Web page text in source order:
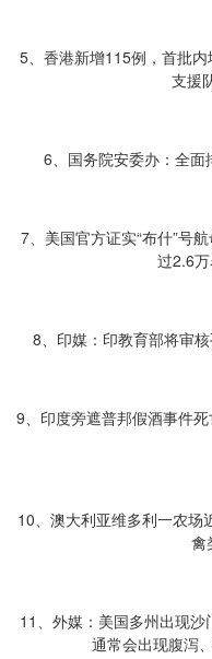
5、香港新增115例，首批
支援
6、国务院安委办：全面
7、美国官方证实“布什”号
过2.6万
8、印媒：印教育部将审
9、印度旁遮普邦假酒事件
10、澳大利亚维多利一农场
禽
11、外媒：美国多州出现沙
通常会出现腹泻